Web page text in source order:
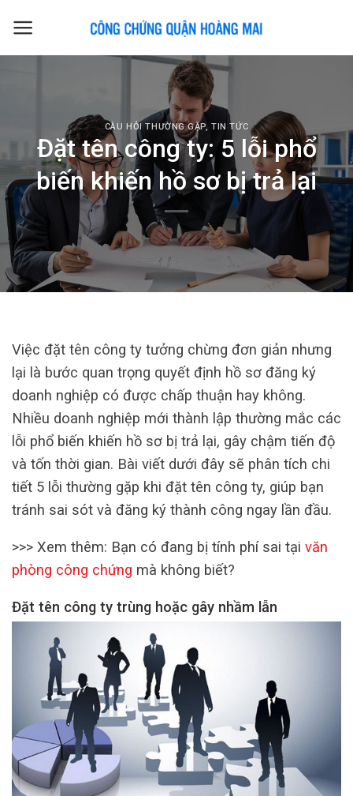
CÂU HỎI THƯỜNG GẶP,TIN TỨC
Đặt tên công ty: 5 lỗi phổ
biến khiến hồ sơ bị trả lại
Việc đặt tên công ty tưởng chừng đơn giản nhưng
lại là bước quan trọng quyết định hồ sơ đăng ký
doanh nghiệp có được chấp thuận hay không.
Nhiều doanh nghiệp mới thành lập thường mắc các
lỗi phổ biến khiến hồ sơ bị trả lại, gây chậm tiến độ
và tốn thời gian. Bài viết dưới đây sẽ phân tích chi
tiết 5 lỗi thường gặp khi đặt tên công ty, giúp bạn
tránh sai sót và đăng ký thành công ngay lần đầu.
>>> Xem thêm: Bạn có đang bị tính phí sai tại văn
phòng công chứng mà không biết?
Đặt tên công ty trùng hoặc gây nhầm lẫn